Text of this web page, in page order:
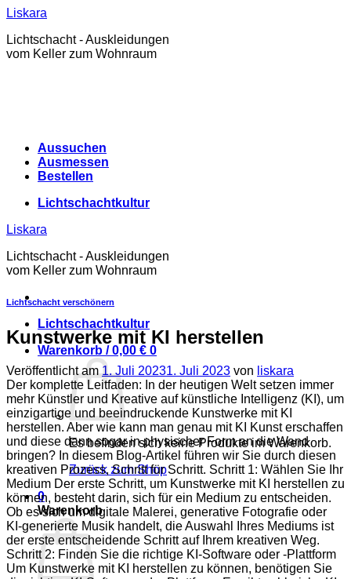
Zum
springen
Liskara
Lichtschacht - Auskleidungen
vom Keller zum Wohnraum
Aussuchen
Ausmessen
Bestellen
Lichtschachtkultur
Liskara
Lichtschacht - Auskleidungen
vom Keller zum Wohnraum
Lichtschachtkultur
Warenkorb /0,00 € 0
Es befinden sich keine Produkte im Warenkorb.
Zurück zum Shop
0
Warenkorb
Lichtschacht verschönern
Kunstwerke mit KI herstellen
Veröffentlicht am1. Juli 20231. Juli 2023 von liskara
Der komplette Leitfaden: In der heutigen Welt setzen immer
mehr Künstler und Kreative auf künstliche Intelligenz (KI), um
einzigartige und beeindruckende Kunstwerke mit KI
herstellen. Aber wie kann man genau mit KI Kunst erschaffen
und diese dann sogar in physischer Form an die Wand
bringen? In diesem Blog-Artikel führen wir Sie durch diesen
kreativen Prozess, Schritt für Schritt. Schritt 1: Wählen Sie Ihr
Medium Der erste Schritt, um Kunstwerke mit KI herstellen zu
können, besteht darin, sich für ein Medium zu entscheiden.
Ob es sich um digitale Malerei, generative Fotografie oder
KI-generierte Musik handelt, die Auswahl Ihres Mediums ist
der erste entscheidende Schritt auf Ihrem kreativen Weg.
Schritt 2: Finden Sie die richtige KI-Software oder -Plattform
Um Kunstwerke mit KI herstellen zu können, benötigen Sie